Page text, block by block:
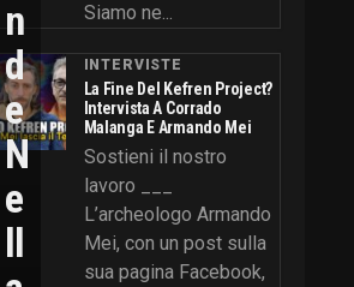
Siamo ne...
INTERVISTE
La Fine Del Kefren Project?
Intervista A Corrado
Malanga E Armando Mei
Sostieni il nostro
lavoro ___
L’archeologo Armando
Mei, con un post sulla
sua pagina Facebook,
N
D
E
N
E
Ll